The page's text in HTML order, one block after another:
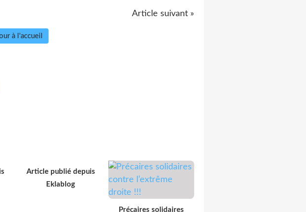
Article suivant »
à l'accueil
Article publié depuis
Eklablog
Précaires solidaires